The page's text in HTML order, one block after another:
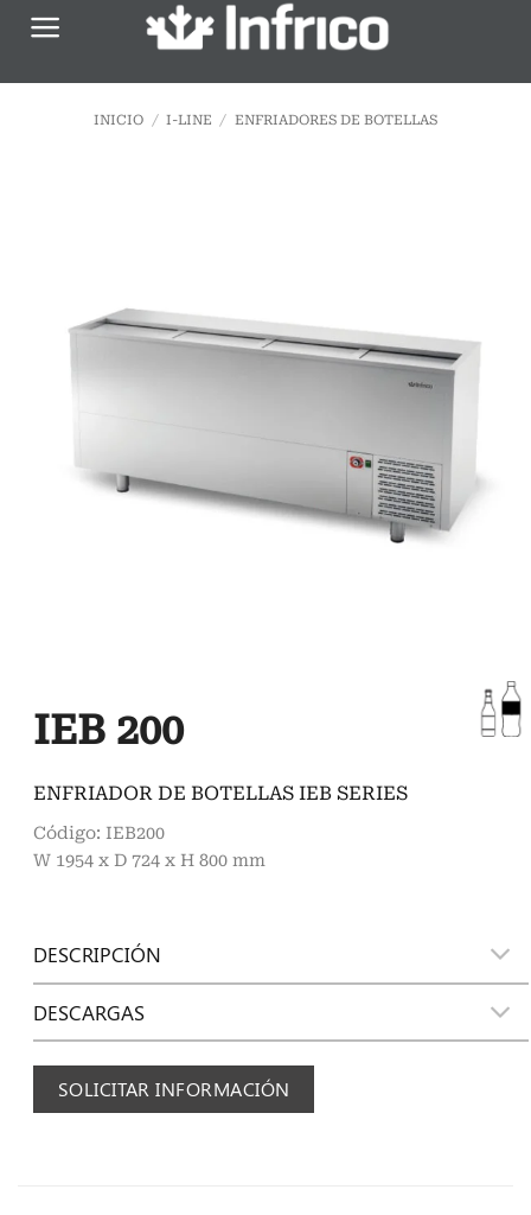
Saltar
INICIO / I-LINE / ENFRIADORES DE BOTELLAS
IEB 200
ENFRIADOR DE BOTELLAS IEB SERIES
Código: IEB200
W 1954 x D 724 x H 800 mm
DESCRIPCIÓN
DESCARGAS
SOLICITAR INFORMACIÓN